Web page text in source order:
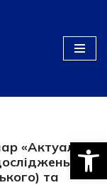
«Актуальні
та